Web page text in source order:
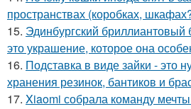
пространствах (коробках,
15. Эдинбургский бриллиантовый
это украшение, которое она
16. Подставка в виде зайки - это
хранения резинок, бантиков и
17. Xiaomi собрала команду